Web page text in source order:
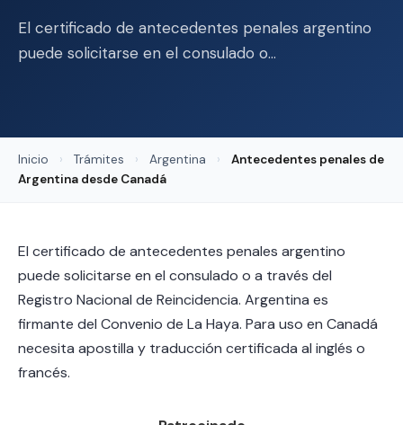
El certificado de antecedentes penales argentino
puede solicitarse en el consulado o…
Inicio › Trámites › Argentina ›
Antecedentes penales de
Argentina desde Canadá
El certificado de antecedentes penales argentino
puede solicitarse en el consulado o a través del
Registro Nacional de Reincidencia. Argentina es
firmante del Convenio de La Haya. Para uso en Canadá
necesita apostilla y traducción certificada al inglés o
francés.